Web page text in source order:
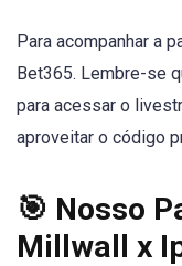
Para acompanhar a
Bet365. Lembre-se
para acessar o
aproveitar o código
🎯 Nosso
Millwall x